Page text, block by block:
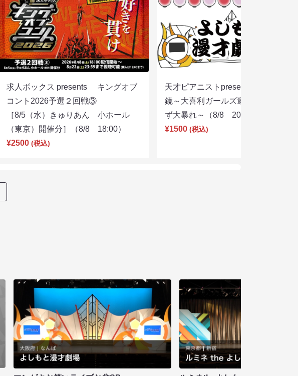
求人ボックス presents キングオブ
コント2026予選２回戦③
［8/5（水）きゅりあん 小ホール
（東京）開催分］（8/8 18:00）
¥2500 (税込)
天才ピアニストpresentsすっぴん眼
鏡～大喜利ガールズ避暑地を目指さ
ず大暴れ～（8/8 20:45）
¥1500 (税込)